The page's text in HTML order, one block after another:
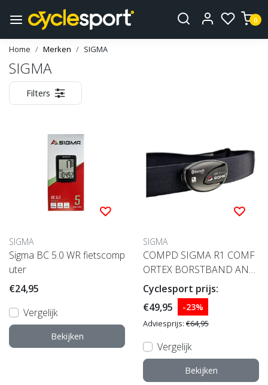
0
Home Merken SIGMA
SIGMA
Filters
SIGMA
Sigma BC 5.0 WR fietscomp
uter
€24,95
Vergelijk
Bekijken
SIGMA
COMPD SIGMA R1 COMF
ORTEX BORSTBAND ANT
+ BT CPL
Cyclesport prijs:
€49,95
-23%
Adviesprijs: €64,95
Vergelijk
Bekijken